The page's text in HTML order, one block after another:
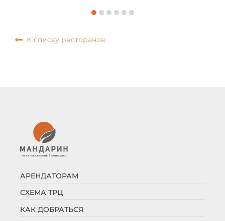
К списку ресторанов
АРЕНДАТОРАМ
СХЕМА ТРЦ
КАК ДОБРАТЬСЯ